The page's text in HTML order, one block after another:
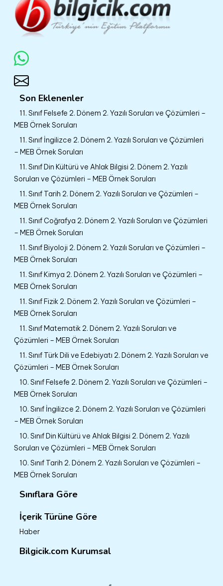
Son Eklenenler
11. Sınıf Felsefe 2. Dönem 2. Yazılı Soruları ve Çözümleri –
MEB Örnek Soruları
11. Sınıf İngilizce 2. Dönem 2. Yazılı Soruları ve Çözümleri
– MEB Örnek Soruları
11. Sınıf Din Kültürü ve Ahlak Bilgisi 2. Dönem 2. Yazılı
Soruları ve Çözümleri – MEB Örnek Soruları
11. Sınıf Tarih 2. Dönem 2. Yazılı Soruları ve Çözümleri –
MEB Örnek Soruları
11. Sınıf Coğrafya 2. Dönem 2. Yazılı Soruları ve Çözümleri
– MEB Örnek Soruları
11. Sınıf Biyoloji 2. Dönem 2. Yazılı Soruları ve Çözümleri –
MEB Örnek Soruları
11. Sınıf Kimya 2. Dönem 2. Yazılı Soruları ve Çözümleri –
MEB Örnek Soruları
11. Sınıf Fizik 2. Dönem 2. Yazılı Soruları ve Çözümleri –
MEB Örnek Soruları
11. Sınıf Matematik 2. Dönem 2. Yazılı Soruları ve
Çözümleri – MEB Örnek Soruları
11. Sınıf Türk Dili ve Edebiyatı 2. Dönem 2. Yazılı Soruları ve
Çözümleri – MEB Örnek Soruları
10. Sınıf Felsefe 2. Dönem 2. Yazılı Soruları ve Çözümleri –
MEB Örnek Soruları
10. Sınıf İngilizce 2. Dönem 2. Yazılı Soruları ve Çözümleri
– MEB Örnek Soruları
10. Sınıf Din Kültürü ve Ahlak Bilgisi 2. Dönem 2. Yazılı
Soruları ve Çözümleri – MEB Örnek Soruları
10. Sınıf Tarih 2. Dönem 2. Yazılı Soruları ve Çözümleri –
MEB Örnek Soruları
Sınıflara Göre
İçerik Türüne Göre
Haber
Bilgicik.com Kurumsal